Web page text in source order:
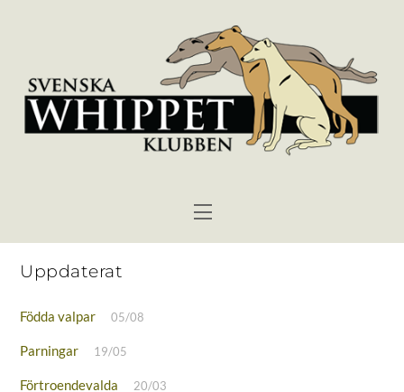
Menu
Uppdaterat
Födda valpar 05/08
Parningar 19/05
Förtroendevalda 20/03